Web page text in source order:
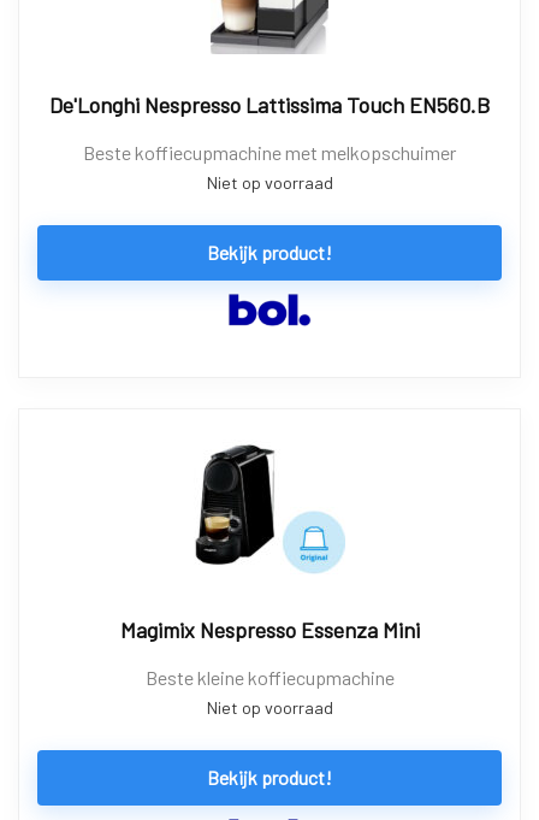
De'Longhi Nespresso Lattissima Touch EN560.B
Beste koffiecupmachine met melkopschuimer
Niet op voorraad
Bekijk product!
Magimix Nespresso Essenza Mini
Beste kleine koffiecupmachine
Niet op voorraad
Bekijk product!